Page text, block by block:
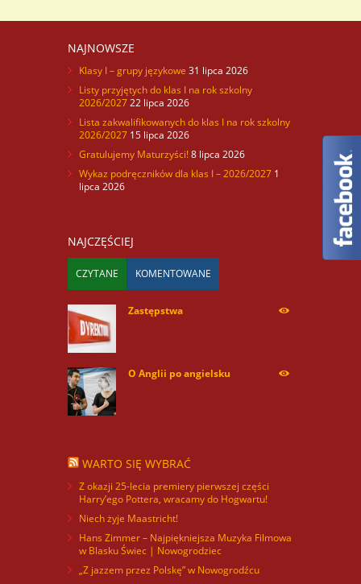
NAJNOWSZE
Klasy I – grupy językowe 31 lipca 2026
Listy przyjętych do klas I na rok szkolny
2026/202722 lipca 2026
Lista zakwalifikowanych do klas I na rok szkolny
2026/2027 15 lipca 2026
Gratulujemy Maturzyści!8 lipca 2026
Wykaz podręczników dla klas I – 2026/2027 1
lipca 2026
NAJCZĘŚCIEJ
CZYTANE KOMENTOWANE
Zastępstwa
O Anglii po angielsku
WARTO SIĘ WYBRAĆ
Z okazji 25-lecia premiery pierwszej części
Harry’ego Pottera, wracamy do Hogwartu!
Niech żyje Maastricht!
Hans Zimmer – Najpiękniejsza Muzyka Filmowa
w Blasku Świec | Nowogrodziec
„Z jazzem przez Polskę” w Nowogrodźcu